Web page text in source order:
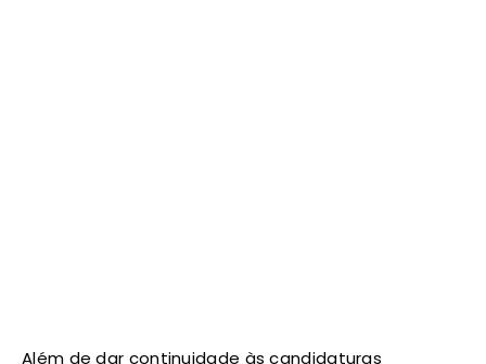
​Além de dar continuidade às candidaturas